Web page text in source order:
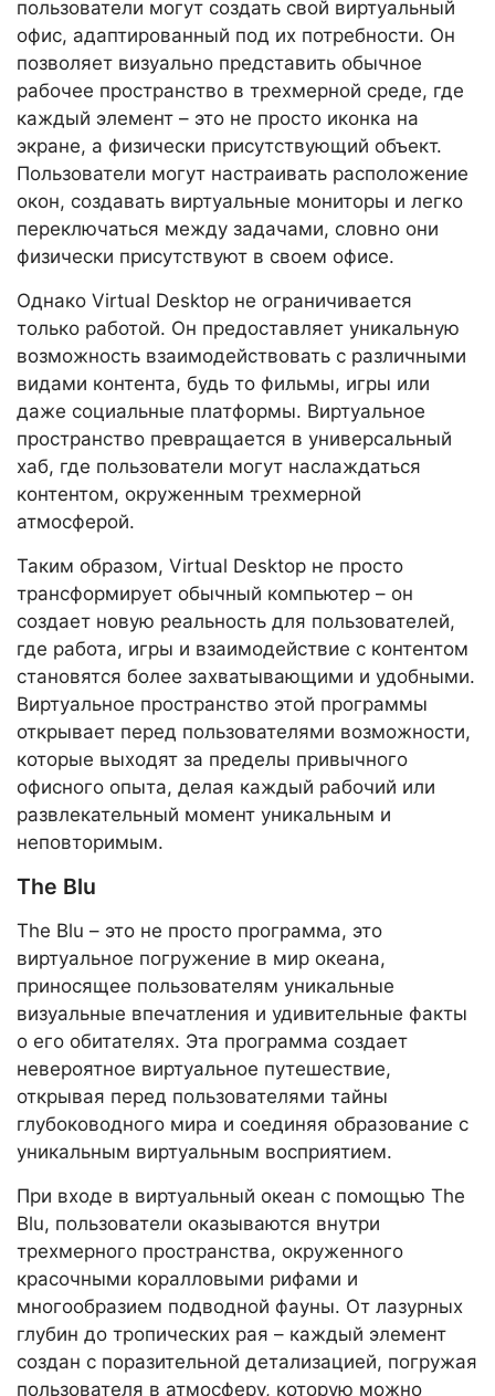
пользователи могут создать свой виртуальный
офис, адаптированный под их потребности. Он
позволяет визуально представить обычное
рабочее пространство в трехмерной среде, где
каждый элемент – это не просто иконка на
экране, а физически присутствующий объект.
Пользователи могут настраивать расположение
окон, создавать виртуальные мониторы и легко
переключаться между задачами, словно они
физически присутствуют в своем офисе.
Однако Virtual Desktop не ограничивается
только работой. Он предоставляет уникальную
возможность взаимодействовать с различными
видами контента, будь то фильмы, игры или
даже социальные платформы. Виртуальное
пространство превращается в универсальный
хаб, где пользователи могут наслаждаться
контентом, окруженным трехмерной
атмосферой.
Таким образом, Virtual Desktop не просто
трансформирует обычный компьютер – он
создает новую реальность для пользователей,
где работа, игры и взаимодействие с контентом
становятся более захватывающими и удобными.
Виртуальное пространство этой программы
открывает перед пользователями возможности,
которые выходят за пределы привычного
офисного опыта, делая каждый рабочий или
развлекательный момент уникальным и
неповторимым.
The Blu
The Blu – это не просто программа, это
виртуальное погружение в мир океана,
приносящее пользователям уникальные
визуальные впечатления и удивительные факты
о его обитателях. Эта программа создает
невероятное виртуальное путешествие,
открывая перед пользователями тайны
глубоководного мира и соединяя образование с
уникальным виртуальным восприятием.
При входе в виртуальный океан с помощью The
Blu, пользователи оказываются внутри
трехмерного пространства, окруженного
красочными коралловыми рифами и
многообразием подводной фауны. От лазурных
глубин до тропических рая – каждый элемент
создан с поразительной детализацией, погружая
пользователя в атмосферу, которую можно